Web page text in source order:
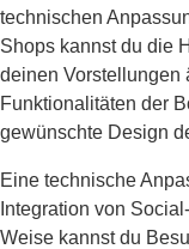
technischen
Shops kannst du die
deinen Vorstellungen
Funktionalitäten der
gewünschte Design
Eine technische
Integration von
Weise kannst du